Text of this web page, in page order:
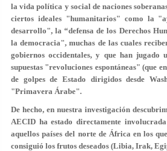
la vida política y social de naciones
ciertos ideales "humanitarios" como la
desarrollo", la “defensa de los Derechos
la democracia", muchas de las cuales
gobiernos occidentales, y que han jugado
supuestas "revoluciones espontáneas" (que
de golpes de Estado dirigidos desde
"Primavera Árabe".
De hecho, en nuestra investigación
AECID ha estado directamente
aquellos países del norte de África en los
consiguió los frutos deseados (Libia, Irak,